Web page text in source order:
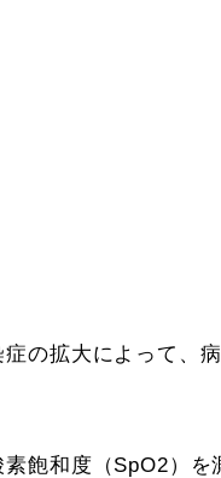
の拡大によって、
飽和度（SpO2）